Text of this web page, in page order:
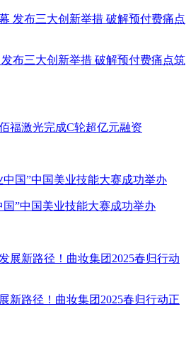
布三大创新举措 破解预付费痛点筑
福激光完成C轮超亿元融资
国”中国美业技能大赛成功举办
新路径！曲妆集团2025春归行动正